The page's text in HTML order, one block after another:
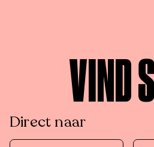
VIND
Direct naar